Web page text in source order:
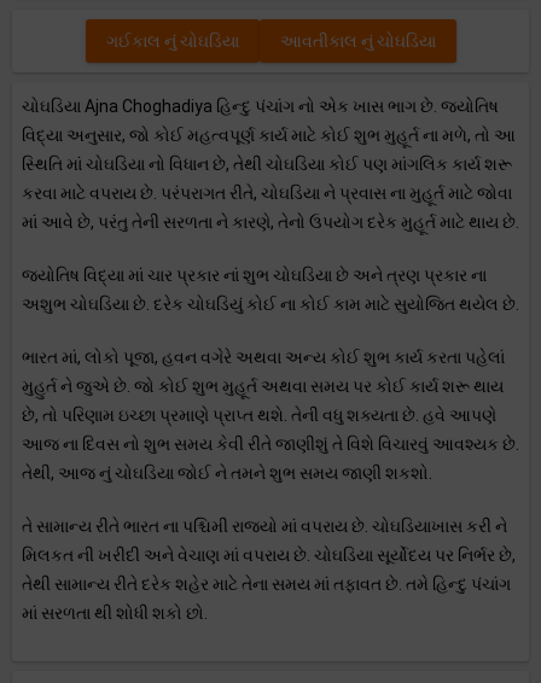
ગઈકાલ નું ચોઘડિયા આવતીકાલ નું ચોઘડિયા
ચોઘડિયા Ajna Choghadiya હિન્દુ પંચાંગ નો એક ખાસ ભાગ છે. જ્યોતિષ
વિદ્યા અનુસાર, જો કોઈ મહત્વપૂર્ણ કાર્ય માટે કોઈ શુભ મુહૂર્ત ના મળે, તો આ
સ્થિતિ માં ચોઘડિયા નો વિધાન છે, તેથી ચોઘડિયા કોઈ પણ માંગલિક કાર્ય શરૂ
કરવા માટે વપરાય છે. પરંપરાગત રીતે, ચોઘડિયા ને પ્રવાસ ના મુહૂર્ત માટે જોવા
માં આવે છે, પરંતુ તેની સરળતા ને કારણે, તેનો ઉપયોગ દરેક મુહૂર્ત માટે થાય છે.
જ્યોતિષ વિદ્યા માં ચાર પ્રકાર નાં શુભ ચોઘડિયા છે અને ત્રણ પ્રકાર ના
અશુભ ચોઘડિયા છે. દરેક ચોઘડિયું કોઈ ના કોઈ કામ માટે સુયોજિત થયેલ છે.
ભારત માં, લોકો પૂજા, હવન વગેરે અથવા અન્ય કોઈ શુભ કાર્ય કરતા પહેલાં
મુહુર્ત ને જુએ છે. જો કોઈ શુભ મુહૂર્ત અથવા સમય પર કોઈ કાર્ય શરૂ થાય
છે, તો પરિણામ ઇચ્છા પ્રમાણે પ્રાપ્ત થશે. તેની વધુ શક્યતા છે. હવે આપણે
આજ ના દિવસ નો શુભ સમય કેવી રીતે જાણીશું તે વિશે વિચારવું આવશ્યક છે.
તેથી, આજ નું ચોઘડિયા જોઈ ને તમને શુભ સમય જાણી શકશો.
તે સામાન્ય રીતે ભારત ના પશ્ચિમી રાજ્યો માં વપરાય છે. ચોઘડિયાખાસ કરી ને
મિલકત ની ખરીદી અને વેચાણ માં વપરાય છે. ચોઘડિયા સૂર્યોદય પર નિર્ભર છે,
તેથી સામાન્ય રીતે દરેક શહેર માટે તેના સમય માં તફાવત છે. તમે હિન્દુ પંચાંગ
માં સરળતા થી શોધી શકો છો.